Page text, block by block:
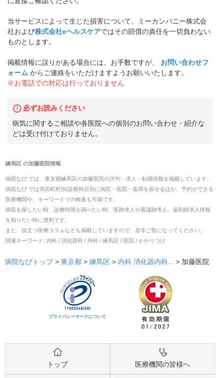
当サービスによって生じた損害について、ミーカンパニー株式会
社および株式会社eヘルスケアではその賠償の責任を一切負わない
ものとします。
掲載情報に誤りがある場合には、お手数ですが、
お問い合わせフ
ォーム からご連絡をいただけますようお願いいたします。
※お電話での対応は行っておりません
必ずお読みください
病気に関するご相談や各医院への個別のお問い合わせ・紹介な
どは受け付けておりません。
練馬区の加藤医院情報
病院なび では、 東京都練馬区の加藤医院の評判・求人・転職情報を掲載しています。
病院なび では市区町村別/診療科目別に病院・医院・薬局を探せるほか、予約ができる
医療機関や、キーワードでの検索も可能です。
病院を探したい時、診療時間を調べたい時、医師求人や看護師求人、薬剤師求人情報
を知りたい時に便利です。
また、役立つ医療コラムなども掲載していますので、是非ご覧になってください。
関連キーワード: 内科 / 消化器科 / 外科 / 練馬区 / 医院 / かかりつけ
病院なびトップ > 東京都 > 練馬区 > 内科 消化器内科... > 加藤医院
プライバシーマークについて
トップ 医療機関の皆様へ